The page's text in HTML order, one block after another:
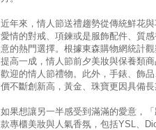
近年來，情人節送禮趨勢從傳統鮮花
愛情的對戒、項鍊或是服飾配件、質
意的熱門選擇。根據東森購物網統計
提高一成，情人節前夕美妝與保養類
歡迎的情人節禮物。此外，手錶、飾
價不斷創新高，黃金、珠寶更因具備
如果想讓另一半感受到滿滿的愛意，
款專櫃美妝與人氣香氛，包括YSL、